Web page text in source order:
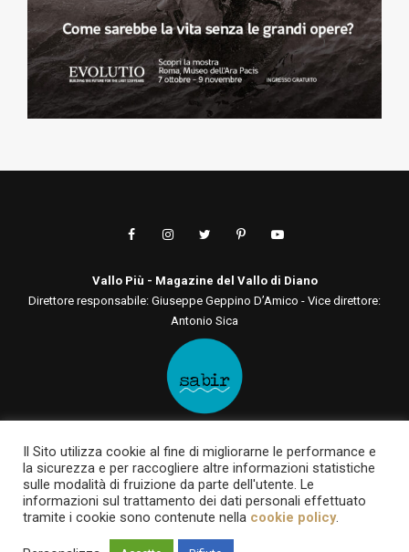
Vallo Più - Magazine del Vallo di Diano
Direttore responsabile: Giuseppe Geppino D’Amico - Vice direttore:
Antonio Sica
Via San Tommaso D'Aquino, 75 00136 - Roma - RM | Via Roma, 133
84030 - Casalbuono - SA
P.IVA 12722561003 | sabircomunicazionesrls@pec.it
Testata online registrata al Tribunale di Roma al n. 93 del 7 giugno
2022
Il Sito utilizza cookie al fine di migliorarne le performance e
la sicurezza e per raccogliere altre informazioni statistiche
sulle modalità di fruizione da parte dell'utente. Le
informazioni sul trattamento dei dati personali effettuato
tramite i cookie sono contenute nella cookie policy.